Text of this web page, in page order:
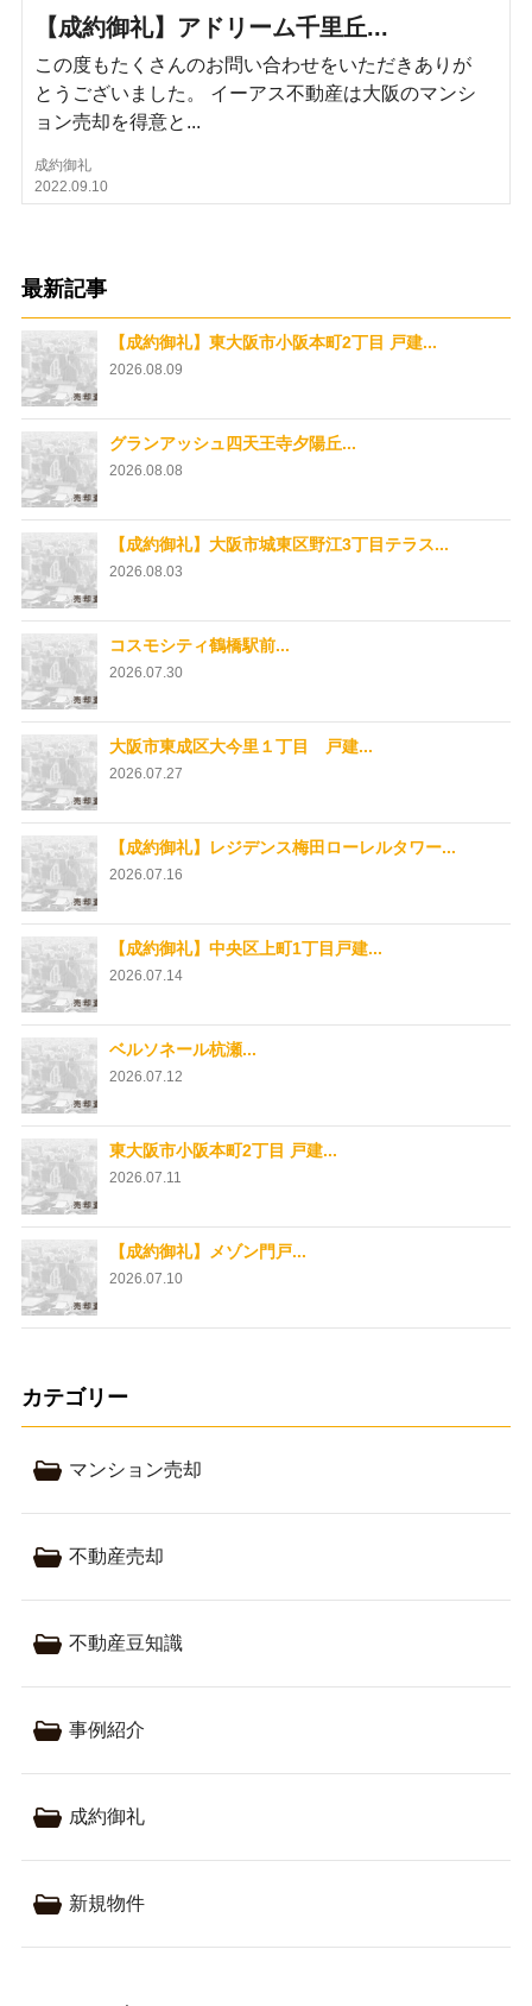
【成約御礼】アドリーム千里丘...
この度もたくさんのお問い合わせをいただきありが
とうございました。 イーアス不動産は大阪のマンシ
ョン売却を得意と...
成約御礼
2022.09.10
最新記事
【成約御礼】東大阪市小阪本町2丁目 戸建...
2026.08.09
グランアッシュ四天王寺夕陽丘...
2026.08.08
【成約御礼】大阪市城東区野江3丁目テラス...
2026.08.03
コスモシティ鶴橋駅前...
2026.07.30
大阪市東成区大今里１丁目 戸建...
2026.07.27
【成約御礼】レジデンス梅田ローレルタワー...
2026.07.16
【成約御礼】中央区上町1丁目戸建...
2026.07.14
ベルソネール杭瀬...
2026.07.12
東大阪市小阪本町2丁目 戸建...
2026.07.11
【成約御礼】メゾン門戸...
2026.07.10
カテゴリー
マンション売却
不動産売却
不動産豆知識
事例紹介
成約御礼
新規物件